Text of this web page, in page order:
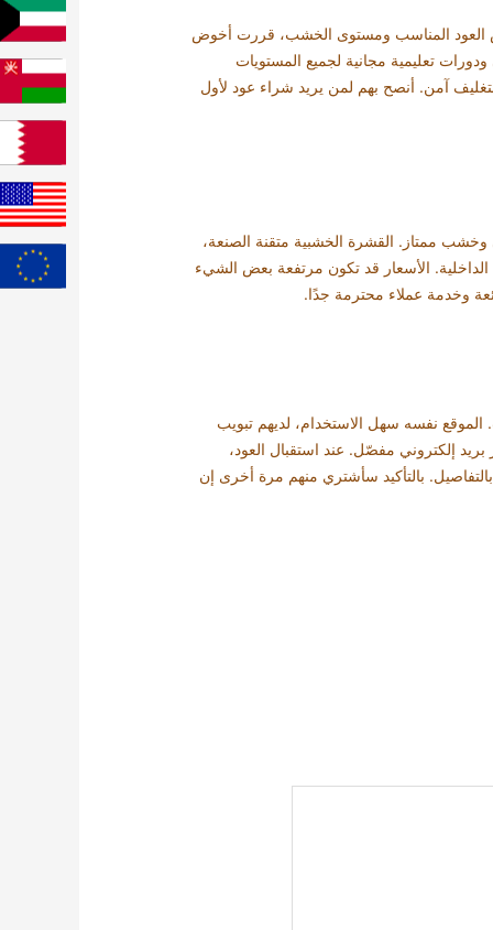
العود المناسب ومستوى الخشب، قررت أخوض
تعليمية مجانية لجميع المستويات
آمن. أنصح بهم لمن يريد شراء عود لأول
ممتاز. القشرة الخشبية متقنة الصنعة،
الأسعار قد تكون مرتفعة بعض الشيء
وخدمة عملاء محترمة جدًا.
نفسه سهل الاستخدام، لديهم تبويب
إلكتروني مفصّل. عند استقبال العود،
بالتأكيد سأشتري منهم مرة أخرى إن